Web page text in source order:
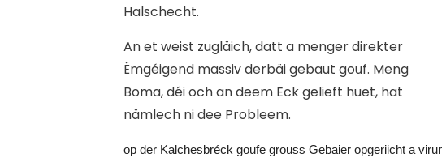
Halschecht.
An et weist zugläich, datt a menger direkter
Ëmgéigend massiv derbäi gebaut gouf. Meng
Boma, déi och an deem Eck gelieft huet, hat
nämlech ni dee Probleem.
op der Kalchesbréck goufe grouss Gebaier opgeriicht a